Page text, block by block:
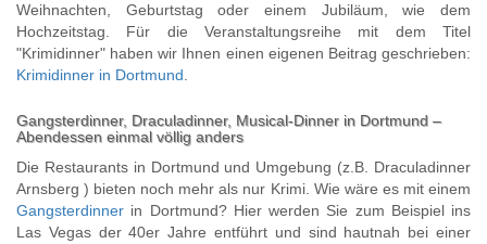
Weihnachten, Geburtstag oder einem Jubiläum, wie dem
Hochzeitstag. Für die Veranstaltungsreihe mit dem Titel
"Krimidinner" haben wir Ihnen einen eigenen Beitrag geschrieben:
Krimidinner in Dortmund
Gangsterdinner, Draculadinner, Musical-Dinner in Dortmund –
Abendessen einmal völlig anders
Die Restaurants in Dortmund und Umgebung (z.B. Draculadinner
Arnsberg ) bieten noch mehr als nur Krimi. Wie wäre es mit einem
Gangsterdinner in Dortmund? Hier werden Sie zum Beispiel ins
Las Vegas der 40er Jahre entführt und sind hautnah bei einer